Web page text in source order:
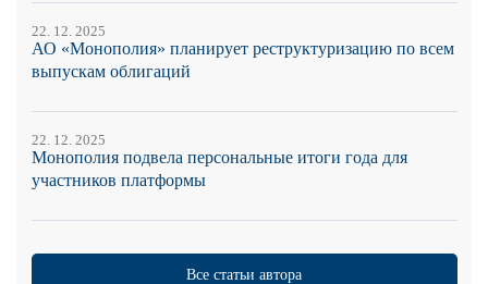
22. 12. 2025
АО «Монополия» планирует реструктуризацию по всем
выпускам облигаций
22. 12. 2025
Монополия подвела персональные итоги года для
участников платформы
Все статьи автора